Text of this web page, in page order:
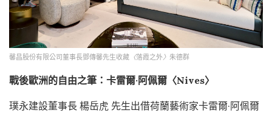
馨昌股份有限公司董事長鄧傳馨先生收藏 〈落霞之外〉 朱德群
戰後歐洲的自由之筆：卡雷爾·阿佩爾〈Nives〉
璞永建設董事長 楊岳虎 先生出借荷蘭藝術家卡雷爾·阿佩爾